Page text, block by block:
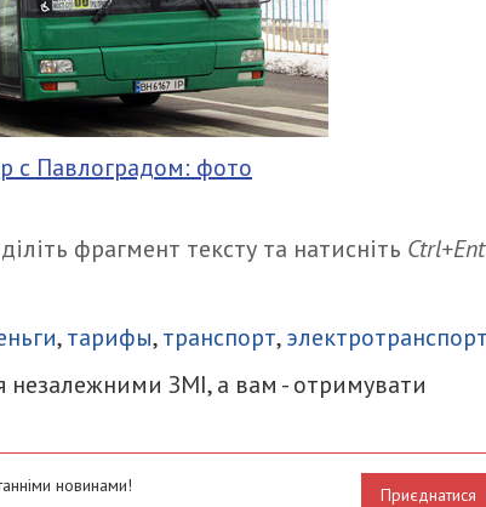
с Павлоградом: фото
фрагмент тексту та натисніть
,тарифы,транспорт,
ЗМІ, а вам - отримувати
новинами! Приєднатися